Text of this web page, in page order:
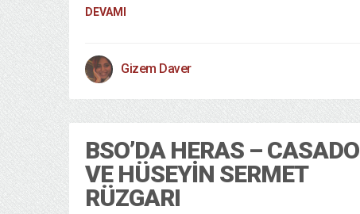
DEVAMI
Gizem Daver
BSO’DA HERAS – CASADO
VE HÜSEYIN SERMET
RÜZGARI